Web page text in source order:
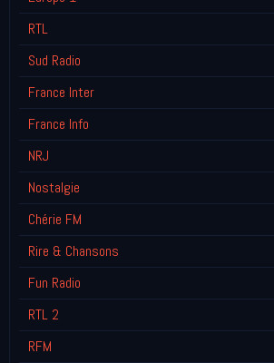
RTL
Sud Radio
France Inter
France Info
NRJ
Nostalgie
Chérie FM
Rire & Chansons
Fun Radio
RTL 2
RFM